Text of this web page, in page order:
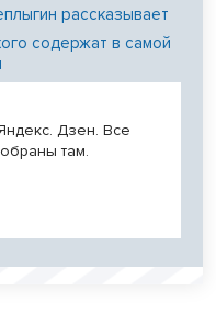
рассказывает
содержат в самой
Дзен. Все
там.